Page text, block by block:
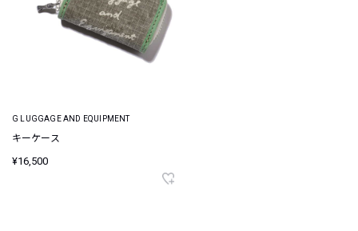
G LUGGAGE AND EQUIPMENT
キーケース
¥16,500